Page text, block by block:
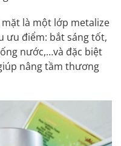
mặt là một lớp metalize
ưu điểm: bắt sáng tốt,
nước,…và đặc biệt
nâng tầm thương